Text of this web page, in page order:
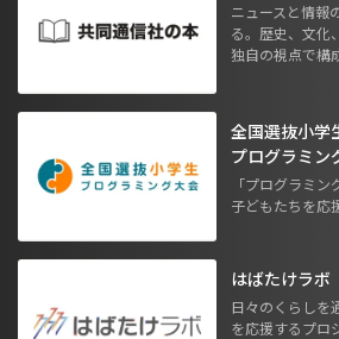
ニュースと情報
る。歴史、文化
独自の視点で構
全国選抜小学
プログラミン
「プログラミ
子どもたちを応
はばたけラボ
日々のくらしを
を応援するプロ